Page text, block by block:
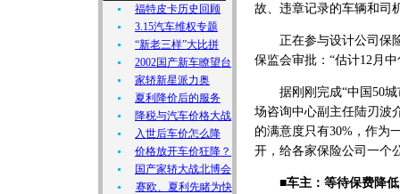
福特皮卡历史回顾
3.15汽车维权专题
“新老三样”大比拼
2002国产新车瞭望台
家轿新星派力奥
夏利降价后的服务
降税与汽车价格大战
入世后车价怎么降
价格放开车价狂降？
国产家轿大战北博会
赛欧、夏利先睹为快
故、违章记录的车辆和司
正在参与设计公司保险
保监会审批：“估计12月
据刚刚完成“中国50城
场咨询中心副主任陆刃波
的满意度只有30%，作为
开，给各家保险公司一个
■车主：等待保费降低